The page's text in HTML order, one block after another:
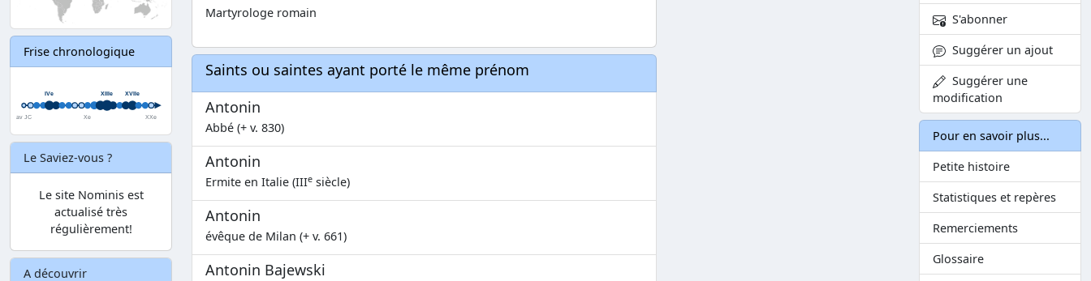
Frise chronologique
Le Saviez-vous ?
Le site Nominis est
actualisé très
régulièrement!
A découvrir
Martyrologe romain
Saints ou saintes ayant porté le même prénom
Antonin
Abbé (+ v. 830)
Antonin
Ermite en Italie (IIIe siècle)
Antonin
évêque de Milan (+ v. 661)
Antonin Bajewski
S'abonner
Suggérer un ajout
Suggérer une
modification
Pour en savoir plus...
Petite histoire
Statistiques et repères
Remerciements
Glossaire